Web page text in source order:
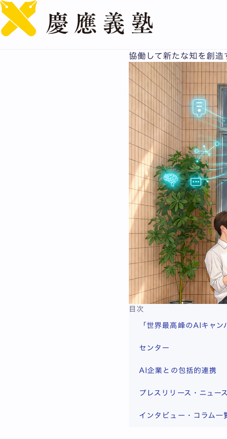
AIキャンパス構想
協働して新たな知を創造
目次
「世界最高峰のAIキャ
センター
AI企業との包括的連携
プレスリリース・ニュー
インタビュー・コラム一